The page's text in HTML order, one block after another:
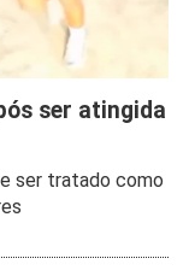
ser atingida
ser tratado como